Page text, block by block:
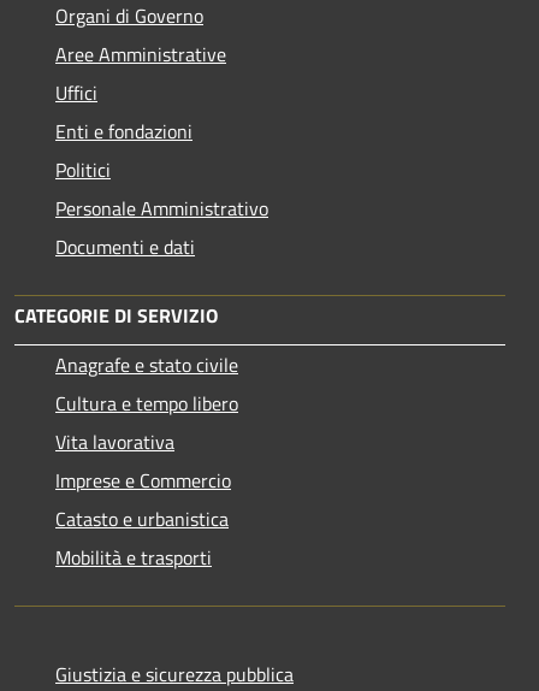
Organi di Governo
Aree Amministrative
Uffici
Enti e fondazioni
Politici
Personale Amministrativo
Documenti e dati
CATEGORIE DI SERVIZIO
Anagrafe e stato civile
Cultura e tempo libero
Vita lavorativa
Imprese e Commercio
Catasto e urbanistica
Mobilità e trasporti
Giustizia e sicurezza pubblica